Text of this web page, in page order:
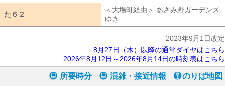
た６２
＜大場町経由＞ あざみ野ガーデンズ
ゆき
2023年9月1日改定
8月27日（木）以降の通常ダイヤはこちら
2026年8月12日～2026年8月14日の時刻表はこちら
所要時分 混雑・接近情報 のりば地図